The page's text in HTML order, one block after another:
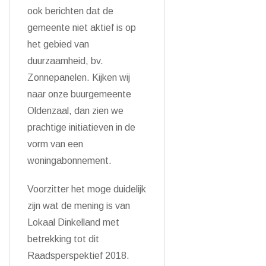
ook berichten dat de
gemeente niet aktief is op
het gebied van
duurzaamheid, bv.
Zonnepanelen. Kijken wij
naar onze buurgemeente
Oldenzaal, dan zien we
prachtige initiatieven in de
vorm van een
woningabonnement.
Voorzitter het moge duidelijk
zijn wat de mening is van
Lokaal Dinkelland met
betrekking tot dit
Raadsperspektief 2018.